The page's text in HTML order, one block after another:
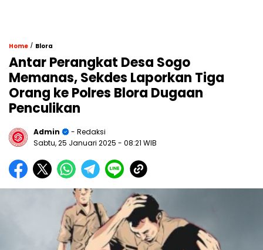
Home / Blora
Antar Perangkat Desa Sogo
Memanas, Sekdes Laporkan Tiga
Orang ke Polres Blora Dugaan
Penculikan
Admin
- Redaksi
Sabtu, 25 Januari 2025 - 08:21 WIB